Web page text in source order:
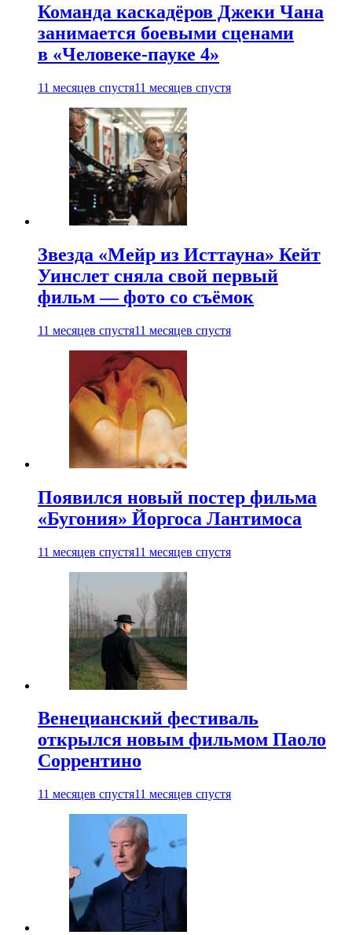
Команда каскадёров Джеки Чана
занимается боевыми сценами
в «Человеке-пауке 4»
11 месяцев спустя11 месяцев спустя
Звезда «Мейр из Исттауна» Кейт
Уинслет сняла свой первый
фильм — фото со съёмок
11 месяцев спустя11 месяцев спустя
Появился новый постер фильма
«Бугония» Йоргоса Лантимоса
11 месяцев спустя11 месяцев спустя
Венецианский фестиваль
открылся новым фильмом Паоло
Соррентино
11 месяцев спустя11 месяцев спустя